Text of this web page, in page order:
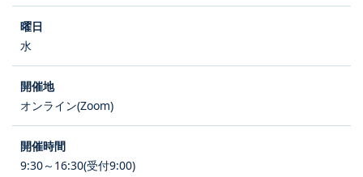
水
オンライン(Zoom)
9:30～16:30(受付9:00)